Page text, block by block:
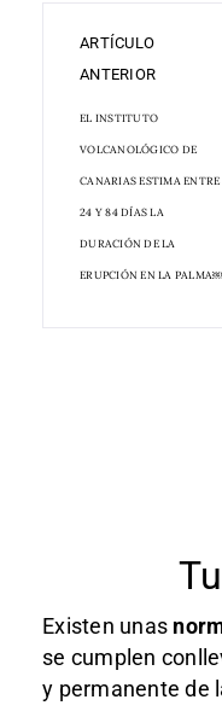
ARTÍCULO
ANTERIOR
EL INSTITUTO
VOLCANOLÓGICO DE
CANARIAS ESTIMA ENTRE
24 Y 84 DÍAS LA
DURACIÓN DE LA
ERUPCIÓN EN LA PALMA￼
Existen unas
se cumplen
y permanente de